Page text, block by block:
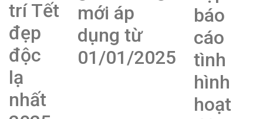
trí Tết
đẹp
độc
lạ
nhất
mới áp
dụng từ
01/01/2025
báo
cáo
tình
hình
hoạt